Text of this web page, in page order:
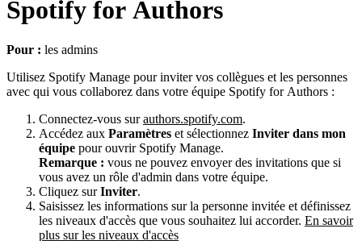
Spotify for Authors
Pour : les admins
Utilisez Spotify Manage pour inviter vos collègues et les personnes
avec qui vous collaborez dans votre équipe Spotify for Authors :
Connectez-vous surauthors.spotify.com.
Accédez aux Paramètres et sélectionnez Inviter dans mon
équipe pour ouvrir Spotify Manage.
Remarque : vous ne pouvez envoyer des invitations que si
vous avez un rôle d'admin dans votre équipe.
Cliquez surInviter.
Saisissez les informations sur la personne invitée et définissez
les niveaux d'accès que vous souhaitez lui accorder. En savoir
plus sur les niveaux d'accès